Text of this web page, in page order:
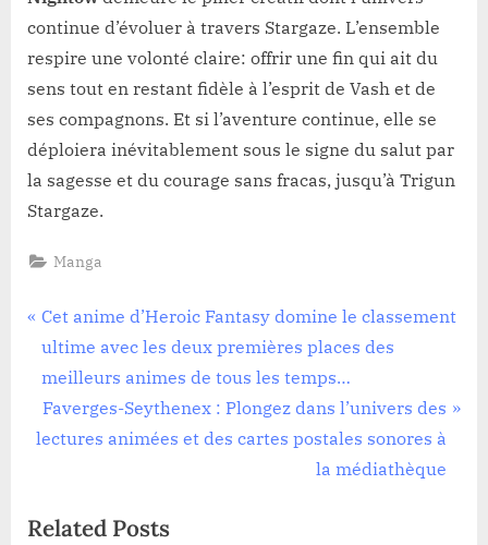
continue d’évoluer à travers Stargaze. L’ensemble
respire une volonté claire: offrir une fin qui ait du
sens tout en restant fidèle à l’esprit de Vash et de
ses compagnons. Et si l’aventure continue, elle se
déploiera inévitablement sous le signe du salut par
la sagesse et du courage sans fracas, jusqu’à Trigun
Stargaze.
Manga
Navigation
de
l’article
P
r
e
v
i
s
Cet anime d’Heroic Fantasy domine le classement
ultime avec les deux premières places des
meilleurs animes de tous les temps…
N
e
P
Faverges-Seythenex : Plongez dans l’univers des
lectures animées et des cartes postales sonores à
la médiathèque
Related Posts